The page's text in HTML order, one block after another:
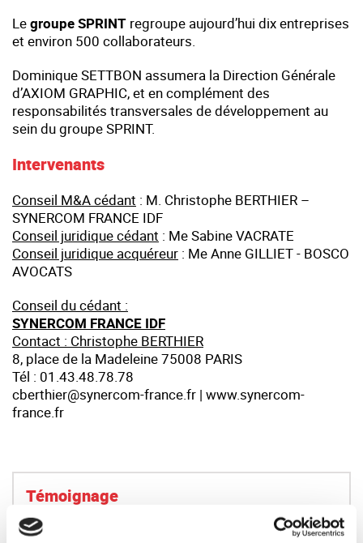
Legroupe SPRINT regroupe aujourd’hui dix entreprises
et environ 500 collaborateurs.
Dominique SETTBON assumera la Direction Générale
d’AXIOM GRAPHIC, et en complément des
responsabilités transversales de développement au
sein du groupe SPRINT.
Intervenants
Conseil M&A cédant : M. Christophe BERTHIER –
SYNERCOM FRANCE IDF
Conseil juridique cédant : Me Sabine VACRATE
Conseil juridique acquéreur : Me Anne GILLIET - BOSCO
AVOCATS
Conseil du cédant :
SYNERCOM FRANCE IDF
Contact : Christophe BERTHIER
8, place de la Madeleine 75008 PARIS
Tél : 01.43.48.78.78
cberthier@synercom-france.fr | www.synercom-
france.fr
Témoignage